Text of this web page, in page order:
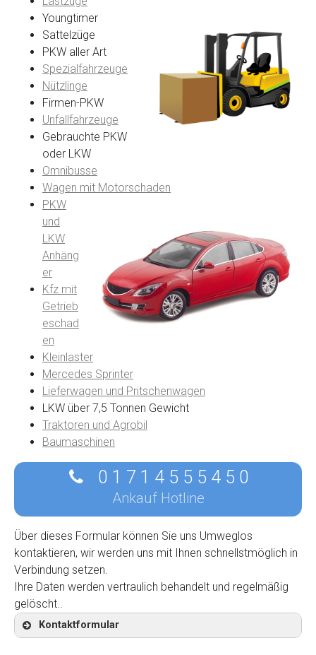
Youngtimer
Sattelzüge
PKW aller Art
Spezialfahrzeuge
Nützlinge
Firmen-PKW
Unfallfahrzeuge
Gebrauchte PKW
oder LKW
Omnibusse
Wagen mit Motorschaden
PKW
und
LKW
Anhäng
er
Kfz mit
Getrieb
eschad
en
Kleinlaster
Mercedes Sprinter
Lieferwagen und Pritschenwagen
LKW über 7,5 Tonnen Gewicht
Traktoren und Agrobil
Baumaschinen
0 1 7 1 4 5 5 5 4 5 0
Ankauf Hotline
Über dieses Formular können Sie uns Umweglos
kontaktieren, wir werden uns mit Ihnen schnellstmöglich in
Verbindung setzen.
Ihre Daten werden vertraulich behandelt und regelmäßig
gelöscht..
Kontaktformular